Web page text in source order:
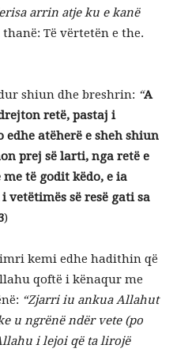
arrin atje ku e kanë
Të vërtetën e the.
shiun dhe breshrin: “A
retë, pastaj i
atëherë e sheh shiun
prej së larti, nga retë e
të godit këdo, e ia
vetëtimës së resë gati sa
)
kemi edhe hadithin që
qoftë i kënaqur me
“Zjarri iu ankua Allahut
u ngrënë ndër vete (po
i lejoi që ta lirojë